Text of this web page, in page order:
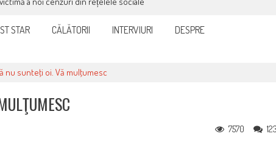
STAR CĂLĂTORII INTERVIURI DESPRE
nu sunteţi oi. Vă mulţumesc
7570